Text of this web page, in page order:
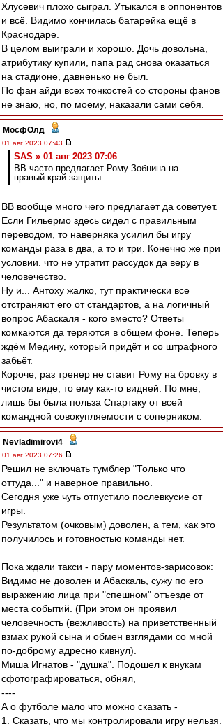
Хлусевич плохо сыграл. Утыкался в оппонентов
и всё. Видимо кончилась батарейка ещё в
Краснодаре.
В целом выиграли и хорошо. Дочь довольна,
атрибутику купили, папа рад снова оказаться
на стадионе, давненько не был.
По фан айди всех тонкостей со стороны фанов
не знаю, но, по моему, наказали сами себя.
МосфОлд -
01 авг 2023 07:43
SAS » 01 авг 2023 07:06
ВВ часто предлагает Рому Зобнина на
правый край защиты.
ВВ вообще много чего предлагает да советует.
Если Гильермо здесь сидел с правильным
переводом, то наверняка усилил бы игру
команды раза в два, а то и три. Конечно же при
условии. что не утратит рассудок да веру в
человечество.
Ну и... Антоху жалко, тут практически все
отстраняют его от стандартов, а на логичный
вопрос Абаскаля - кого вместо? Ответы
комкаются да теряются в общем фоне. Теперь
ждём Медину, который придёт и со штрафного
забьёт.
Короче, раз тренер не ставит Рому на бровку в
чистом виде, то ему как-то видней. По мне,
лишь бы была польза Спартаку от всей
командной совокупляемости с соперником.
Nevladimirovi4 -
01 авг 2023 07:26
Решил не включать тумблер "Только что
оттуда..." и наверное правильно.
Сегодня уже чуть отпустило послевкусие от
игры.
Результатом (очковым) доволен, а тем, как это
получилось и готовностью команды нет.
Пока ждали такси - пару моментов-зарисовок:
Видимо не доволен и Абаскаль, сужу по его
выражению лица при "спешном" отъезде от
места событий. (При этом он проявил
человечность (вежливость) на приветственный
взмах рукой сына и обмен взглядами со мной
по-доброму адресно кивнул).
Миша Игнатов - "душка". Подошел к внукам
сфотографироваться, обнял,
----
А о футболе мало что можно сказать -
1. Сказать, что мы контролировали игру нельзя.